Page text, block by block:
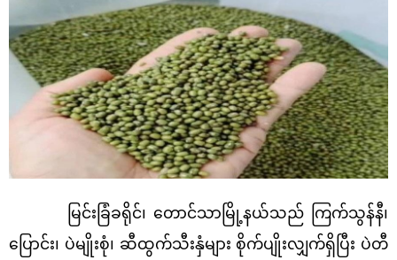
မြင်းခြံခရိုင်၊ တောင်သာမြို့နယ်သည် ကြက်သွန်နီ၊
ပြောင်း၊ ပဲမျိုးစုံ၊ ဆီထွက်သီးနှံများ စိုက်ပျိုးလျှက်ရှိပြီး ပဲတီ